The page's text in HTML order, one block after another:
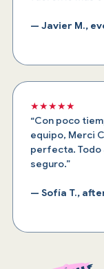
— Javier M.,
★★★★★
“Con poco
equipo, Merci
perfecta. Todo
seguro.”
— Sofía T.,